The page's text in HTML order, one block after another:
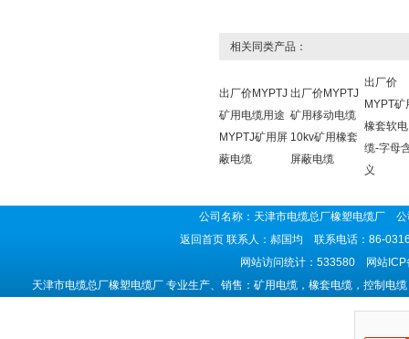
相关同类产品：
出厂价MYPTJ
矿用电缆用途
MYPTJ矿用屏
蔽电缆
出厂价MYPTJ
矿用移动电缆
10kv矿用橡套
屏蔽电缆
出厂价
MYPT矿
橡套软电
缆-字母
义
公司名称：天津市电缆总厂橡塑电缆厂
返回首页联系人：郝国均 联系电话：86-
网站访问统计：533580 网站ICP
天津市电缆总厂橡塑电缆厂 专业生产、销售：矿用电缆，橡套电缆，控制电